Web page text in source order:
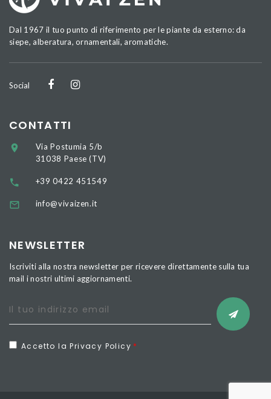
Dal 1967 il tuo punto di riferimento per le piante da esterno: da
siepe, alberatura, ornamentali, aromatiche.
Social
CONTATTI
Via Postumia 5/b
31038 Paese (TV)
+39 0422 451549
info@vivaizen.it
NEWSLETTER
Iscriviti alla nostra newsletter per ricevere direttamente sulla tua
mail i nostri ultimi aggiornamenti.
Accetto la Privacy Policy